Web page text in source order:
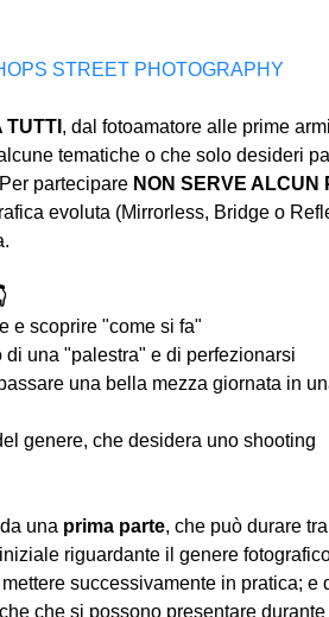
STREET PHOTOGRAPHY
TUTTI , dal fotoamatore alle prime
tematiche o che solo desideri
partecipare NON SERVE ALCUN
evoluta (Mirrorless, Bridge o
e scoprire "come si fa"
una "palestra" e di perfezionarsi
una bella mezza giornata in
genere, che desidera uno shooting
una prima parte, che può durare
riguardante il genere
successivamente in pratica; e
che si possono presentare